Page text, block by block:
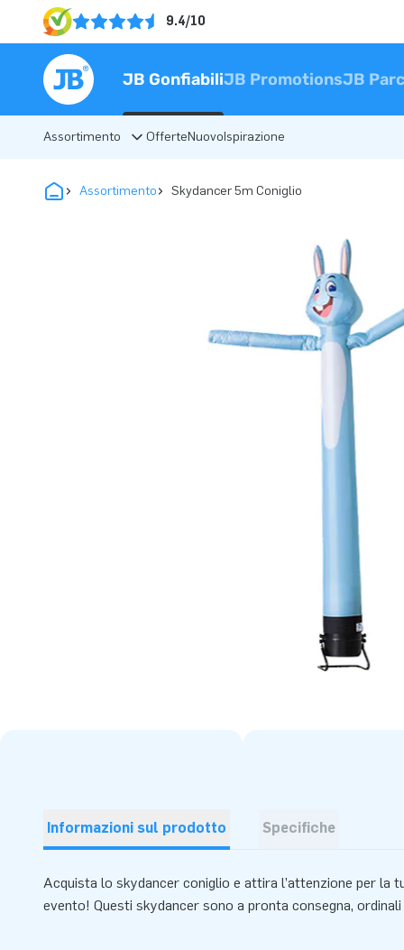
9.4/10
JB GonfiabiliJB PromotionsJB
Assortimento OfferteNuovoIspirazione
Assortimento Skydancer 5m Coniglio
Informazioni sul prodotto Specifiche
Acquista lo skydancer coniglio e attira l’attenzione per la
evento! Questi skydancer sono a pronta consegna,